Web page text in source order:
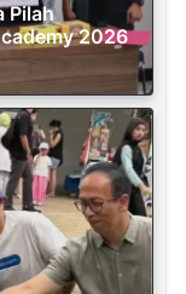
Pilah
2026